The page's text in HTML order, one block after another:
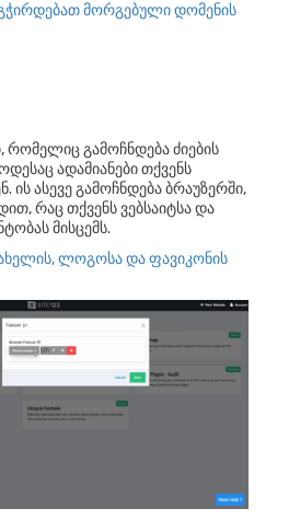
მორგებული დომენის
რომელიც გამოჩნდება ძიების
ადამიანები თქვენს
ის ასევე გამოჩნდება ბრაუზერში,
რაც თქვენს ვებსაიტსა და
მისცემს.
ლოგოსა და ფავიკონის